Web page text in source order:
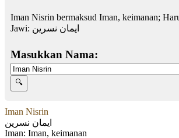
Iman Nisrin bermaksud Iman, keimanan;
Jawi: ايمان نسرين
Masukkan Nama:
Iman Nisrin
ايمان نسرين
Iman: Iman, keimanan